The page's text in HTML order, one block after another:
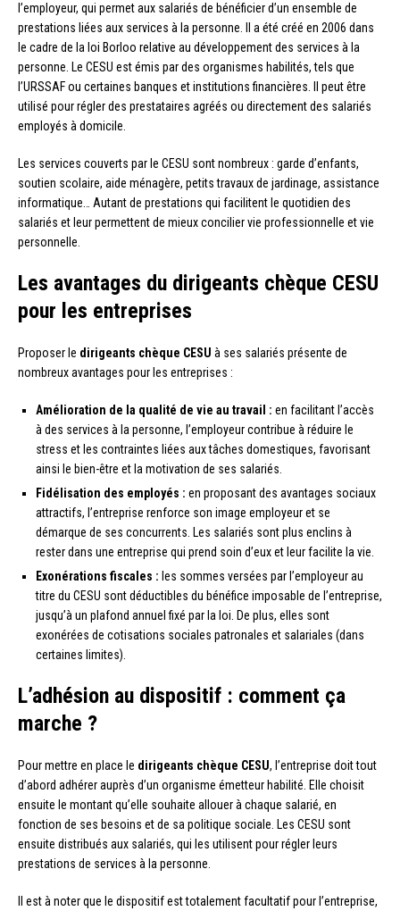
l’employeur, qui permet aux salariés de bénéficier d’un ensemble de
prestations liées aux services à la personne. Il a été créé en 2006 dans
le cadre de la loi Borloo relative au développement des services à la
personne. Le CESU est émis par des organismes habilités, tels que
l’URSSAF ou certaines banques et institutions financières. Il peut être
utilisé pour régler des prestataires agréés ou directement des salariés
employés à domicile.
Les services couverts par le CESU sont nombreux : garde d’enfants,
soutien scolaire, aide ménagère, petits travaux de jardinage, assistance
informatique… Autant de prestations qui facilitent le quotidien des
salariés et leur permettent de mieux concilier vie professionnelle et vie
personnelle.
Les avantages du dirigeants chèque CESU
pour les entreprises
Proposer le dirigeants chèque CESU à ses salariés présente de
nombreux avantages pour les entreprises :
Amélioration de la qualité de vie au travail : en facilitant l’accès
à des services à la personne, l’employeur contribue à réduire le
stress et les contraintes liées aux tâches domestiques, favorisant
ainsi le bien-être et la motivation de ses salariés.
Fidélisation des employés : en proposant des avantages sociaux
attractifs, l’entreprise renforce son image employeur et se
démarque de ses concurrents. Les salariés sont plus enclins à
rester dans une entreprise qui prend soin d’eux et leur facilite la vie.
Exonérations fiscales : les sommes versées par l’employeur au
titre du CESU sont déductibles du bénéfice imposable de l’entreprise,
jusqu’à un plafond annuel fixé par la loi. De plus, elles sont
exonérées de cotisations sociales patronales et salariales (dans
certaines limites).
L’adhésion au dispositif : comment ça
marche ?
Pour mettre en place le dirigeants chèque CESU, l’entreprise doit tout
d’abord adhérer auprès d’un organisme émetteur habilité. Elle choisit
ensuite le montant qu’elle souhaite allouer à chaque salarié, en
fonction de ses besoins et de sa politique sociale. Les CESU sont
ensuite distribués aux salariés, qui les utilisent pour régler leurs
prestations de services à la personne.
Il est à noter que le dispositif est totalement facultatif pour l’entreprise,